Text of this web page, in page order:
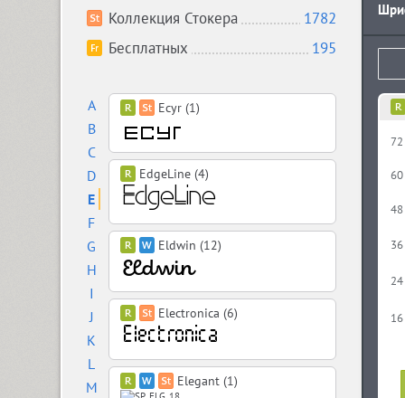
Коллекция Стокера
1782
Бесплатных
195
A
B
C
D
E
F
G
H
I
J
K
L
M
Ecyr (1)
EdgeLine (4)
Eldwin (12)
Electronica (6)
Elegant (1)